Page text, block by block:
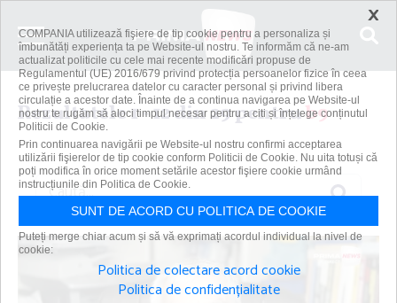
Rezultatele 1 - 12 din 29 pentrub9
Caută
×
COMPANIA utilizează fişiere de tip cookie pentru a personaliza și
îmbunătăți experiența ta pe Website-ul nostru. Te informăm că ne-am
actualizat politicile cu cele mai recente modificări propuse de
Regulamentul (UE) 2016/679 privind protecția persoanelor fizice în ceea
ce privește prelucrarea datelor cu caracter personal și privind libera
circulație a acestor date. Înainte de a continua navigarea pe Website-ul
nostru te rugăm să aloci timpul necesar pentru a citi și înțelege conținutul
Politicii de Cookie.
Prin continuarea navigării pe Website-ul nostru confirmi acceptarea
utilizării fişierelor de tip cookie conform Politicii de Cookie. Nu uita totuși că
poți modifica în orice moment setările acestor fişiere cookie urmând
instrucțiunile din Politica de Cookie.
SUNT DE ACORD CU POLITICA DE COOKIE
Puteți merge chiar acum și să vă exprimați acordul individual la nivel de
cookie:
Politica de colectare acord cookie
Politica de confidențialitate